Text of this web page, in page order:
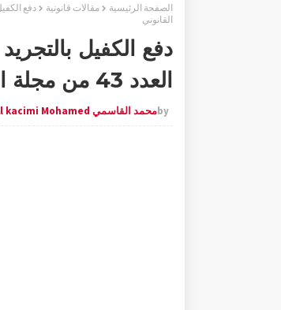
الصفحة الرئيسية مقالات قانونية
القانوني
دفع الكفيل
العدد 43 من مجلة الباحث - منشورات موقع الباحث القانوني
byمحمد القاسمي Al kacimi Mohamed